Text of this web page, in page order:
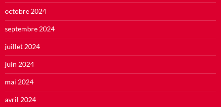
octobre 2024
septembre 2024
juillet 2024
juin 2024
mai 2024
avril 2024